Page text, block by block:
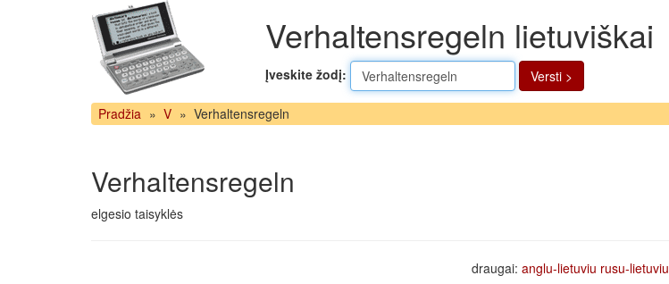
Verhaltensregeln lietuviškai
Įveskite žodį: Versti >
Pradžia » V » Verhaltensregeln
Verhaltensregeln
elgesio taisyklės
draugai: anglu-lietuviu rusu-lietuviu